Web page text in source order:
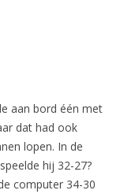
aan bord één met
dat had ook
lopen. In de
hij 32-27?
computer 34-30